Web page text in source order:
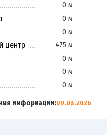
0 м
0 м
0 м
центр 475 м
0 м
0 м
0 м
информации:09.08.2026